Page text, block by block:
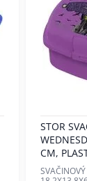
STOR
CM,